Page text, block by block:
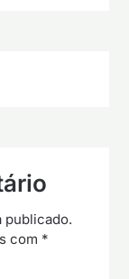
publicado.
com *